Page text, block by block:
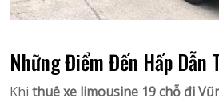
Những Điểm Đến Hấp Dẫn
Khi thuê xe limousine 19 chỗ đi